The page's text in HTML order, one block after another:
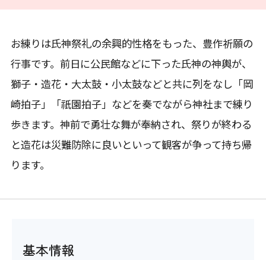
お練りは氏神祭礼の余興的性格をもった、豊作祈願の
行事です。前日に公民館などに下った氏神の神輿が、
獅子・造花・大太鼓・小太鼓などと共に列をなし「岡
崎拍子」「祇園拍子」などを奏でながら神社まで練り
歩きます。神前で勇壮な舞が奉納され、祭りが終わる
と造花は災難防除に良いといって観客が争って持ち帰
ります。
基本情報